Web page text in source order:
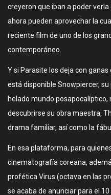
creyeron que iban a poder
ahora pueden aprovechar la
reciente film de uno de los
contemporáneo.
Y si Parasite los deja con
está disponible Snowpiercer,
helado mundo
descubrirse su obra maestra,
drama familiar, así como la
En esa plataforma, para
cinematografía coreana,
profética Virus (octava en las
se acaba de anunciar para el